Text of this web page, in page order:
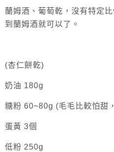
蘭姆酒、 葡萄乾，沒有特定
到 蘭姆酒就可以了。
(杏仁餅乾)
奶油 180g
糖粉 60~80g (毛毛比較怕甜
蛋黃 3個
低粉 250g